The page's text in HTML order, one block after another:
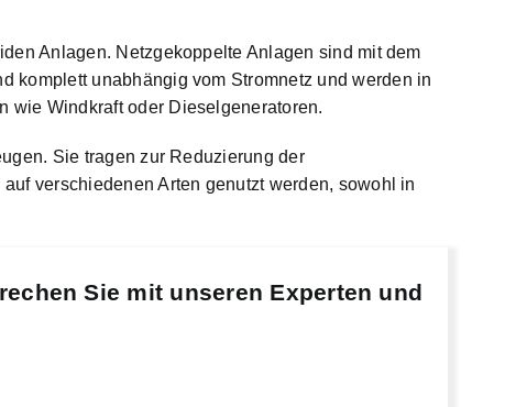
Anlagen. Netzgekoppelte Anlagen sind mit dem
komplett unabhängig vom Stromnetz und werden in
wie Windkraft oder Dieselgeneratoren.
Sie tragen zur Reduzierung der
verschiedenen Arten genutzt werden, sowohl in
Sie mit unseren Experten und